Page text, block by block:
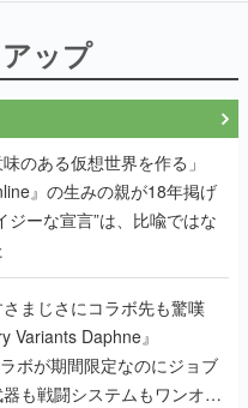
ップ
味のある仮想世界を作る」
』の生みの親が18年掲げ
ジーな宣言”は、比喩ではな
まじさにコラボ先も驚嘆
Variants Daphne』
ボが期間限定なのにジョブ
も戦闘システムもワンオフ